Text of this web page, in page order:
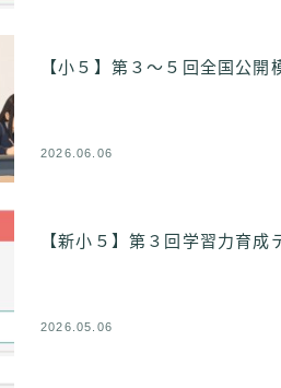
【小５】第３〜５回全国公
2026.06.06
【新小５】第３回学習力育成
2026.05.06